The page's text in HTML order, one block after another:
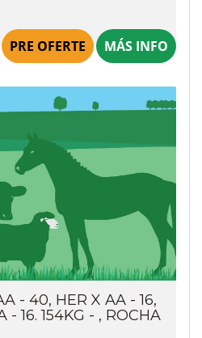
PRE OFERTE MÁS INFO
- 40, HER X AA - 16,
- 16. 154KG - , ROCHA